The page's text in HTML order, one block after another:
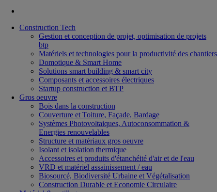
Construction Tech
Gestion et conception de projet, optimisation de projets
btp
Matériels et technologies pour la productivité des chantiers
Domotique & Smart Home
Solutions smart building & smart city
Composants et accessoires électriques
Startup construction et BTP
Gros oeuvre
Bois dans la construction
Couverture et Toiture, Façade, Bardage
Systèmes Photovoltaiques, Autoconsommation &
Energies renouvelables
Structure et matériaux gros oeuvre
Isolant et isolation thermique
Accessoires et produits d'étanchéité d'air et de l'eau
VRD et matériel assainissement / eau
Biosourcé, Biodiversité Urbaine et Végétalisation
Construction Durable et Economie Circulaire